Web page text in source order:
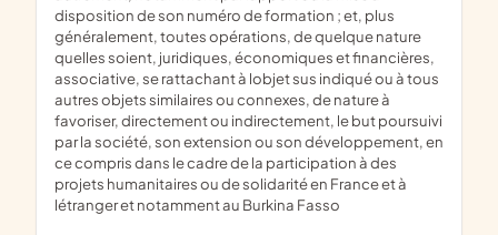
disposition de son numéro de formation ; et, plus
généralement, toutes opérations, de quelque nature
quelles soient, juridiques, économiques et financières,
associative, se rattachant à lobjet sus indiqué ou à tous
autres objets similaires ou connexes, de nature à
favoriser, directement ou indirectement, le but poursuivi
par la société, son extension ou son développement, en
ce compris dans le cadre de la participation à des
projets humanitaires ou de solidarité en France et à
létranger et notamment au Burkina Fasso